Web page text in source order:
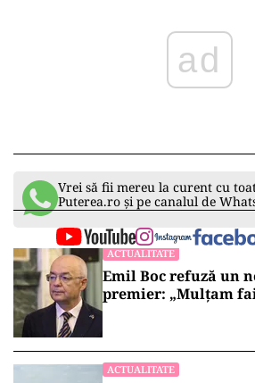
ad
Vrei să fii mereu la curent cu
Puterea.ro și pe canalul de
ACTUALITATE
Emil Boc refuză un
premier: „Mulțam
ACTUALITATE